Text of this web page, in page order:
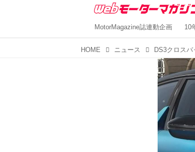
MotorMagazine誌連動企画 10
HOME ニュース